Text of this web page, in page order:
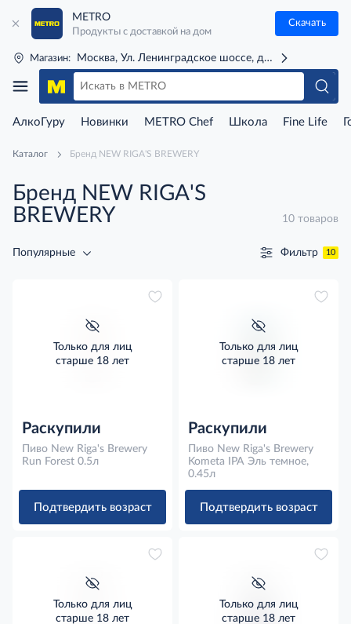
METRO
Продукты с доставкой на дом
Скачать
Магазин: Москва, Ул. Ленинградское шоссе, д. 71Г (м. Речной
АлкоГуру Новинки METRO Chef Школа Fine Life
Каталог Бренд NEW RIGA'S BREWERY
Бренд NEW RIGA'S
BREWERY
10 товаров
Популярные Фильтр 10
Только для лиц
старше 18 лет
Раскупили
Пиво New Riga's Brewery
Run Forest 0.5л
Подтвердить возраст
Только для лиц
старше 18 лет
Раскупили
Пиво New Riga's Brewery
Kometa IPA Эль темное,
0.45л
Подтвердить возраст
Только для лиц
старше 18 лет
Только для лиц
старше 18 лет